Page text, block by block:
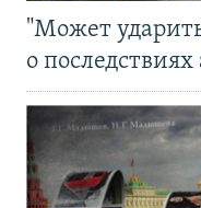
"Может
о